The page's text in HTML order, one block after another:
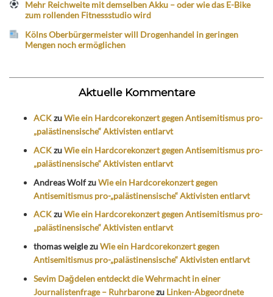
Mehr Reichweite mit demselben Akku – oder wie das E-Bike
zum rollenden Fitnessstudio wird
Kölns Oberbürgermeister will Drogenhandel in geringen
Mengen noch ermöglichen
Aktuelle Kommentare
ACKzuWie ein Hardcorekonzert gegen Antisemitismus pro-
„palästinensische“ Aktivisten entlarvt
ACKzuWie ein Hardcorekonzert gegen Antisemitismus pro-
„palästinensische“ Aktivisten entlarvt
Andreas WolfzuWie ein Hardcorekonzert gegen
Antisemitismus pro-„palästinensische“ Aktivisten entlarvt
ACKzuWie ein Hardcorekonzert gegen Antisemitismus pro-
„palästinensische“ Aktivisten entlarvt
thomas weiglezuWie ein Hardcorekonzert gegen
Antisemitismus pro-„palästinensische“ Aktivisten entlarvt
Sevim Dağdelen entdeckt die Wehrmacht in einer
Journalistenfrage – Ruhrbaronezu Linken-Abgeordnete